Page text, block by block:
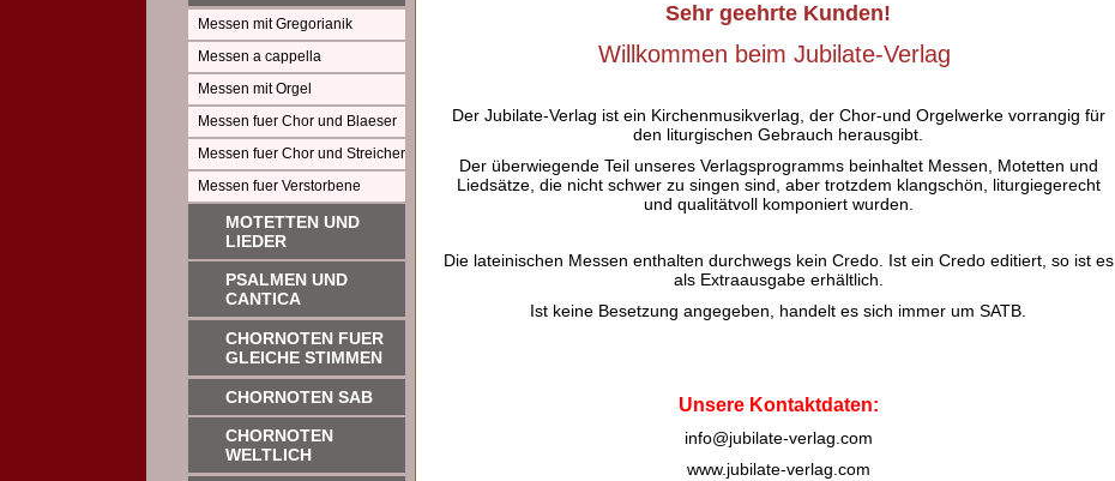
Messen mit Gregorianik
Messen a cappella
Messen mit Orgel
Messen fuer Chor und Blaeser
Messen fuer Chor und Streicher
Messen fuer Verstorbene
MOTETTEN UND
LIEDER
PSALMEN UND
CANTICA
CHORNOTEN FUER
GLEICHE STIMMEN
CHORNOTEN SAB
CHORNOTEN
WELTLICH
Sehr geehrte Kunden!
Willkommen beim Jubilate-Verlag
Der Jubilate-Verlag ist ein Kirchenmusikverlag, der Chor-und Orgelwerke vorrangig für
den liturgischen Gebrauch herausgibt.
Der überwiegende Teil unseres Verlagsprogramms beinhaltet Messen, Motetten und
Liedsätze, die nicht schwer zu singen sind, aber trotzdem klangschön, liturgiegerecht
und qualitätvoll komponiert wurden.
Die lateinischen Messen enthalten durchwegs kein Credo. Ist ein Credo editiert, so ist es
als Extraausgabe erhältlich.
Ist keine Besetzung angegeben, handelt es sich immer um SATB.
Unsere Kontaktdaten:
info@jubilate-verlag.com
www.jubilate-verlag.com